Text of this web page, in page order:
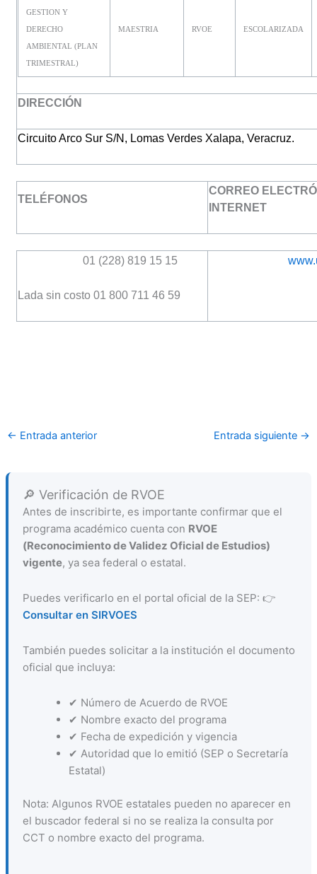
GESTION Y
DERECHO
AMBIENTAL (PLAN
TRIMESTRAL)
MAESTRIA RVOE ESCOLARIZADA
DIRECCIÓN
Circuito Arco Sur S/N, Lomas Verdes Xalapa, Veracruz.
TELÉFONOS
CORREO
INTERNET
01 (228) 819 15 15
Lada sin costo 01 800 711 46 59
← Entrada anterior Entrada siguiente →
🔎 Verificación de RVOE
Antes de inscribirte, es importante confirmar que el
programa académico cuenta con RVOE
(Reconocimiento de Validez Oficial de Estudios)
vigente, ya sea federal o estatal.
Puedes verificarlo en el portal oficial de la SEP: 👉
Consultar en SIRVOES
También puedes solicitar a la institución el documento
oficial que incluya:
✔ Número de Acuerdo de RVOE
✔ Nombre exacto del programa
✔ Fecha de expedición y vigencia
✔ Autoridad que lo emitió (SEP o Secretaría
Estatal)
Nota: Algunos RVOE estatales pueden no aparecer en
el buscador federal si no se realiza la consulta por
CCT o nombre exacto del programa.